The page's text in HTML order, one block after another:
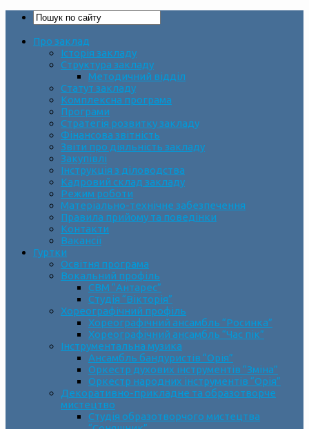
Про заклад
Історія закладу
Структура закладу
Методичний відділ
Статут закладу
Комплексна програма
Програми
Стратегія розвитку закладу
Фінансова звітність
Звіти про діяльність закладу
Закупівлі
Інструкція з діловодства
Кадровий склад закладу
Режим роботи
Матеріально-технічне забезпечення
Правила прийому та поведінки
Контакти
Вакансії
Гуртки
Освітня програма
Вокальний профіль
СВМ “Антарес”
Студія “Вікторія”
Хореографічний профіль
Хореографічний ансамбль “Росинка”
Хореографічний ансамбль “Час пік”
Інструментальна музика
Ансамбль бандуристів “Орія”
Оркестр духових інструментів “Зміна”
Оркестр народних інструментів “Орія”
Декоративно-прикладне та образотворче
мистецтво
Cтудія образотворчого мистецтва